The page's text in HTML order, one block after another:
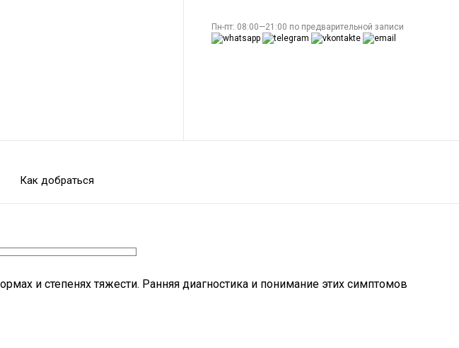
Пн-пт: 08:00—21:00 по предварительной записи
Как добраться
и степенях тяжести. Ранняя диагностика и понимание этих симптомов